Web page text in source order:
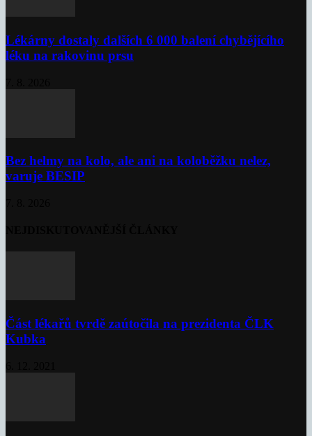
Lékárny dostaly dalších 6 000 balení chybějícího
léku na rakovinu prsu
Bez helmy na kolo, ale ani na koloběžku nelez,
varuje BESIP
Část lékařů tvrdě zaútočila na prezidenta ČLK
Kubka